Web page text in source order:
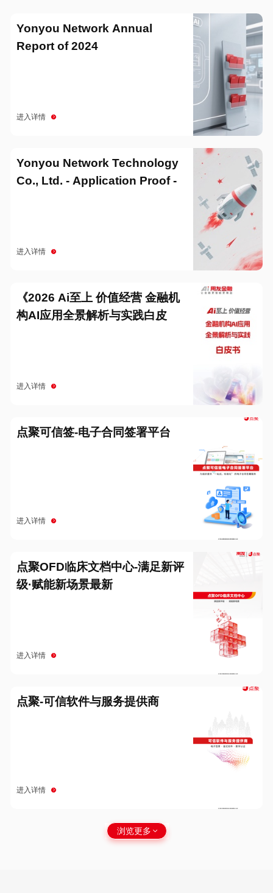
Yonyou Network Annual
Report of 2024
进入详情
Yonyou Network Technology
Co., Ltd. - Application Proof -
进入详情
《2026 Ai至上 价值经营 金融机
构AI应用全景解析与实践白皮
进入详情
点聚可信签-电子合同签署平台
进入详情
点聚OFD临床文档中心-满足新评
级·赋能新场景最新
进入详情
点聚-可信软件与服务提供商
进入详情
浏览更多